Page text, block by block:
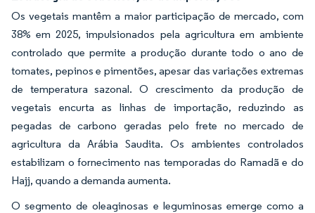
Os vegetais mantêm a maior participação de mercado, com
38% em 2025, impulsionados pela agricultura em ambiente
controlado que permite a produção durante todo o ano de
tomates, pepinos e pimentões, apesar das variações extremas
de temperatura sazonal. O crescimento da produção de
vegetais encurta as linhas de importação, reduzindo as
pegadas de carbono geradas pelo frete no mercado de
agricultura da Arábia Saudita. Os ambientes controlados
estabilizam o fornecimento nas temporadas do Ramadã e do
Hajj, quando a demanda aumenta.
O segmento de oleaginosas e leguminosas emerge como a